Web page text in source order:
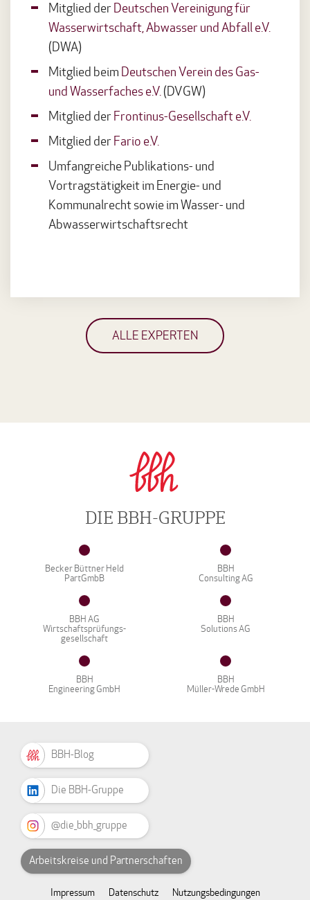
Mitglied derDeutschen Vereinigung für
Wasserwirtschaft, Abwasser und Abfall e.V.
(DWA)
Mitglied beim Deutschen Verein des Gas-
und Wasserfaches e.V.(DVGW)
Mitglied derFrontinus-Gesellschaft e.V.
Mitglied derFario e.V.
Umfangreiche Publikations- und
Vortragstätigkeit im Energie- und
Kommunalrecht sowie im Wasser- und
Abwasserwirtschaftsrecht
ALLE EXPERTEN
DIE BBH-GRUPPE
Becker Büttner Held
PartGmbB
BBH
Consulting AG
BBH AG
Wirtschaftsprüfungs-
gesellschaft
BBH
Solutions AG
BBH
Engineering GmbH
BBH
Müller-Wrede GmbH
BBH-Blog
Die BBH-Gruppe
@die_bbh_gruppe
Arbeitskreise und Partnerschaften
Impressum Datenschutz Nutzungsbedingungen